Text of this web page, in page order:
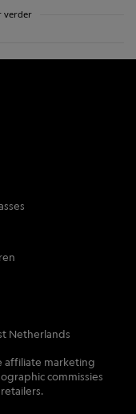
verder
Netherlands
affiliate marketing
commissies